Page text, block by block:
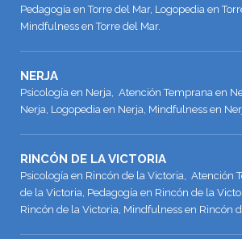
Pedagogía en Torre del Mar, Logopedia en
Mindfulness en Torre del Mar.
NERJA
Psicología en Nerja, Atención Temprana en
Nerja, Logopedia en Nerja, Mindfulness en
RINCÓN DE LA VICTORIA
Psicología en Rincón de la Victoria, Atención
de la Victoria, Pedagogía en Rincón de la
Rincón de la Victoria, Mindfulness en Rincón